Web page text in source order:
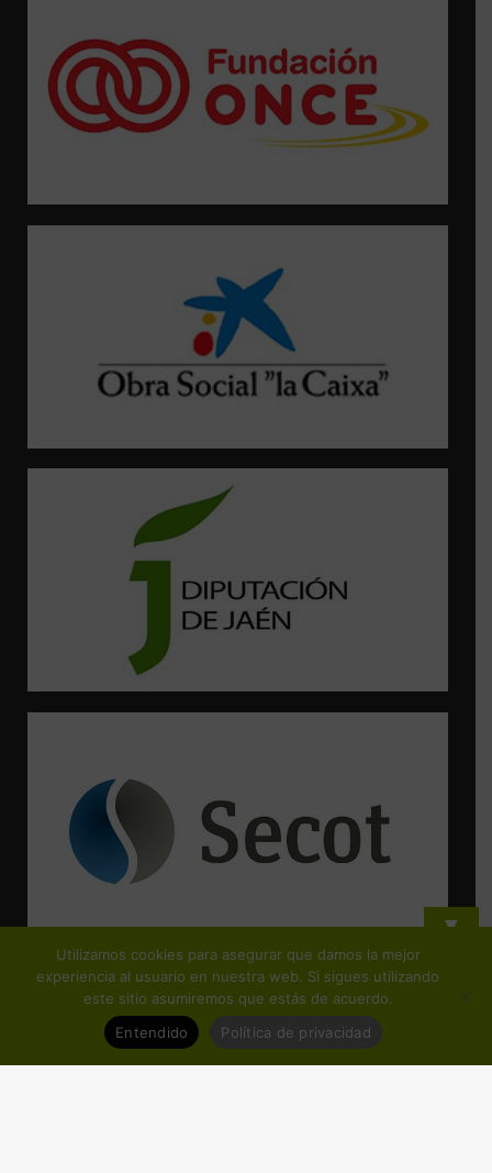
© Copyright FEJIDIF
▼
¡Suscríbete y no te pierdas ninguna de nuestras actividades!
Utilizamos cookies para asegurar que damos la mejor
experiencia al usuario en nuestra web. Si sigues utilizando
este sitio asumiremos que estás de acuerdo.
Entendido
Política de privacidad